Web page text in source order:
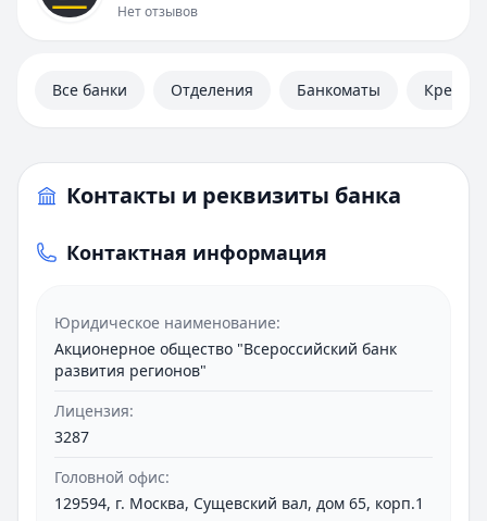
Нет отзывов
Все банки Отделения Банкоматы
Контакты и реквизиты банка
Контактная информация
Юридическое наименование:
Акционерное общество "Всероссийский банк
развития регионов"
Лицензия:
3287
Головной офис:
129594, г. Москва, Сущевский вал, дом 65, корп.1